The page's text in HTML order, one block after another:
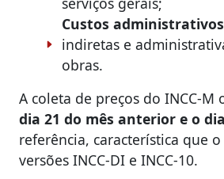
Custos administrativos
indiretas e
obras.
A coleta de preços do INCC-M
dia 21 do mês anterior e o
referência, característica que
versões INCC-DI e INCC-10.